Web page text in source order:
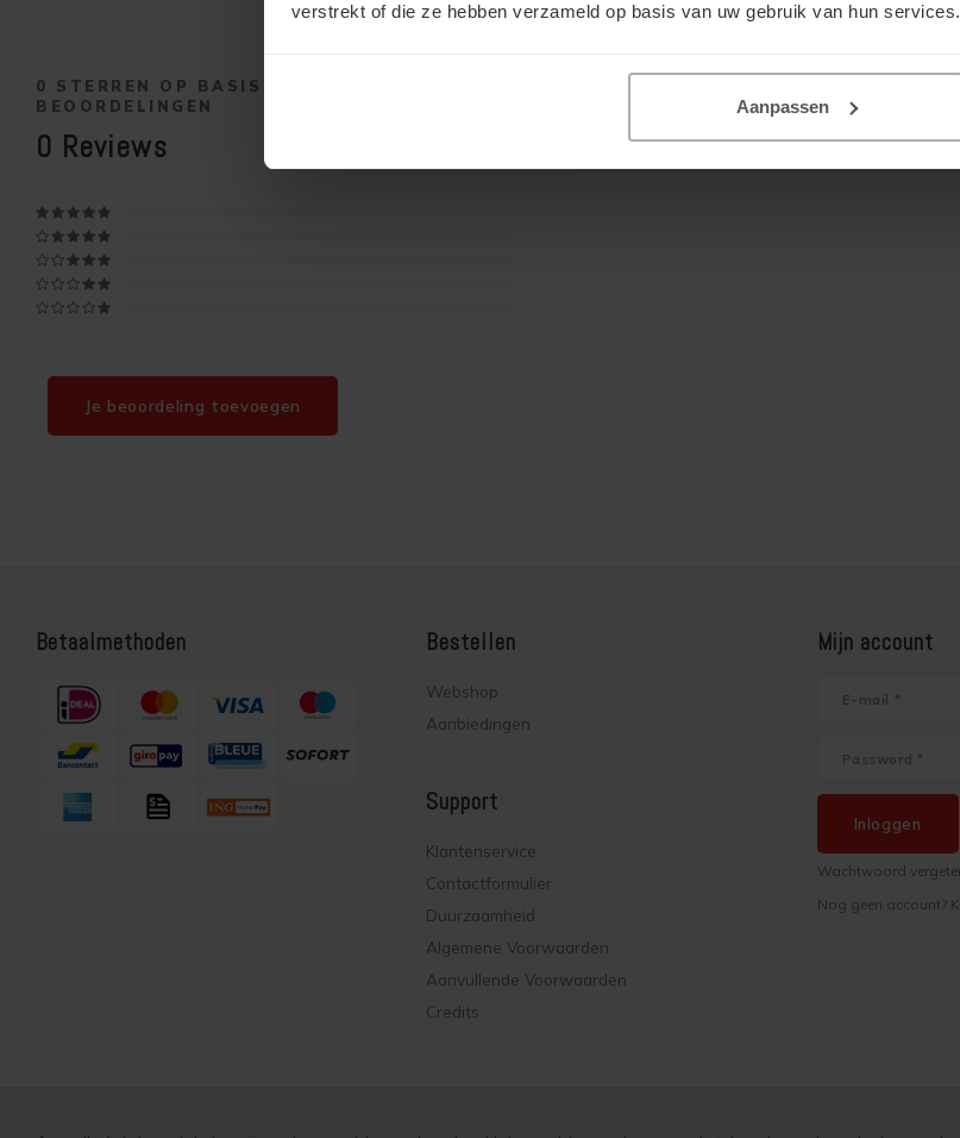
verstrekt of die ze hebben verzameld op basis van uw gebruik van hun services.
Aanpassen
0 STERREN OP BASIS VAN
BEOORDELINGEN
0 Reviews
Je beoordeling toevoegen
Geen reviews gevonden...
Betaalmethoden Bestellen
Webshop
Aanbiedingen
Support
Klantenservice
Contactformulier
Duurzaamheid
Algemene Voorwaarden
Aanvullende Voorwaarden
Credits
Mijn account
Inloggen
Wachtwoord
Nog geen account?